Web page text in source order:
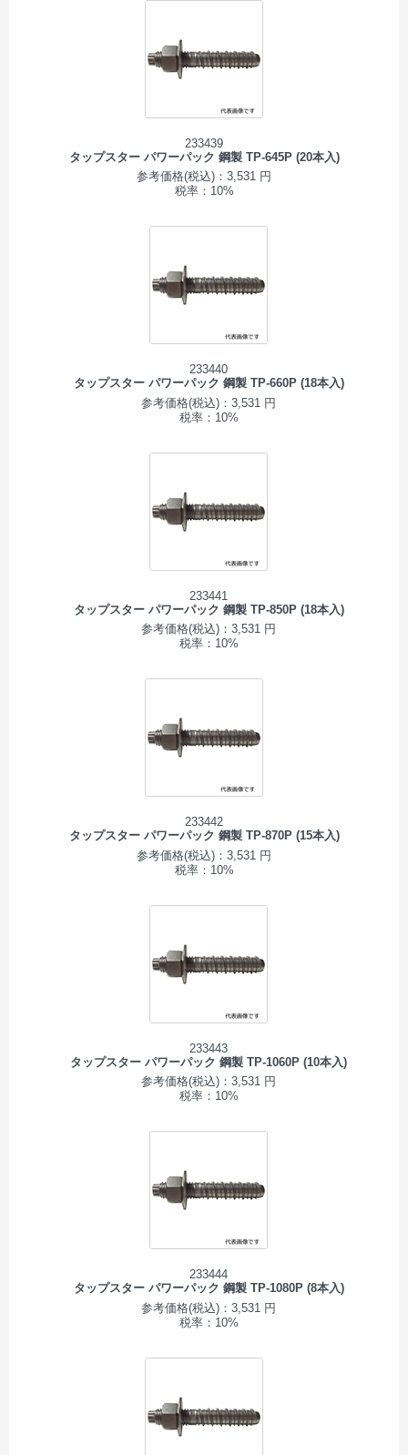
233439
タップスター パワーパック 鋼製 TP-645P (20本入)
参考価格(税込)：3,531 円
税率：10%
233440
タップスター パワーパック 鋼製 TP-660P (18本入)
参考価格(税込)：3,531 円
税率：10%
233441
タップスター パワーパック 鋼製 TP-850P (18本入)
参考価格(税込)：3,531 円
税率：10%
233442
タップスター パワーパック 鋼製 TP-870P (15本入)
参考価格(税込)：3,531 円
税率：10%
233443
タップスター パワーパック 鋼製 TP-1060P (10本入)
参考価格(税込)：3,531 円
税率：10%
233444
タップスター パワーパック 鋼製 TP-1080P (8本入)
参考価格(税込)：3,531 円
税率：10%